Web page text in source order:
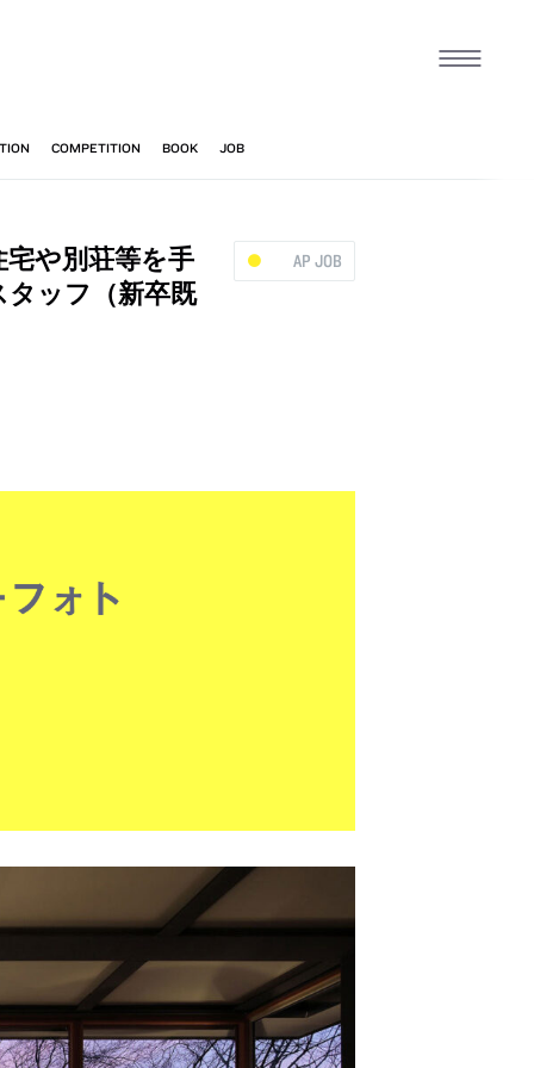
AP JOB
や別荘等を手
ッフ（新卒既